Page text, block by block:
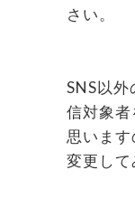
さい。
SNS以
信対象者
思います
変更して